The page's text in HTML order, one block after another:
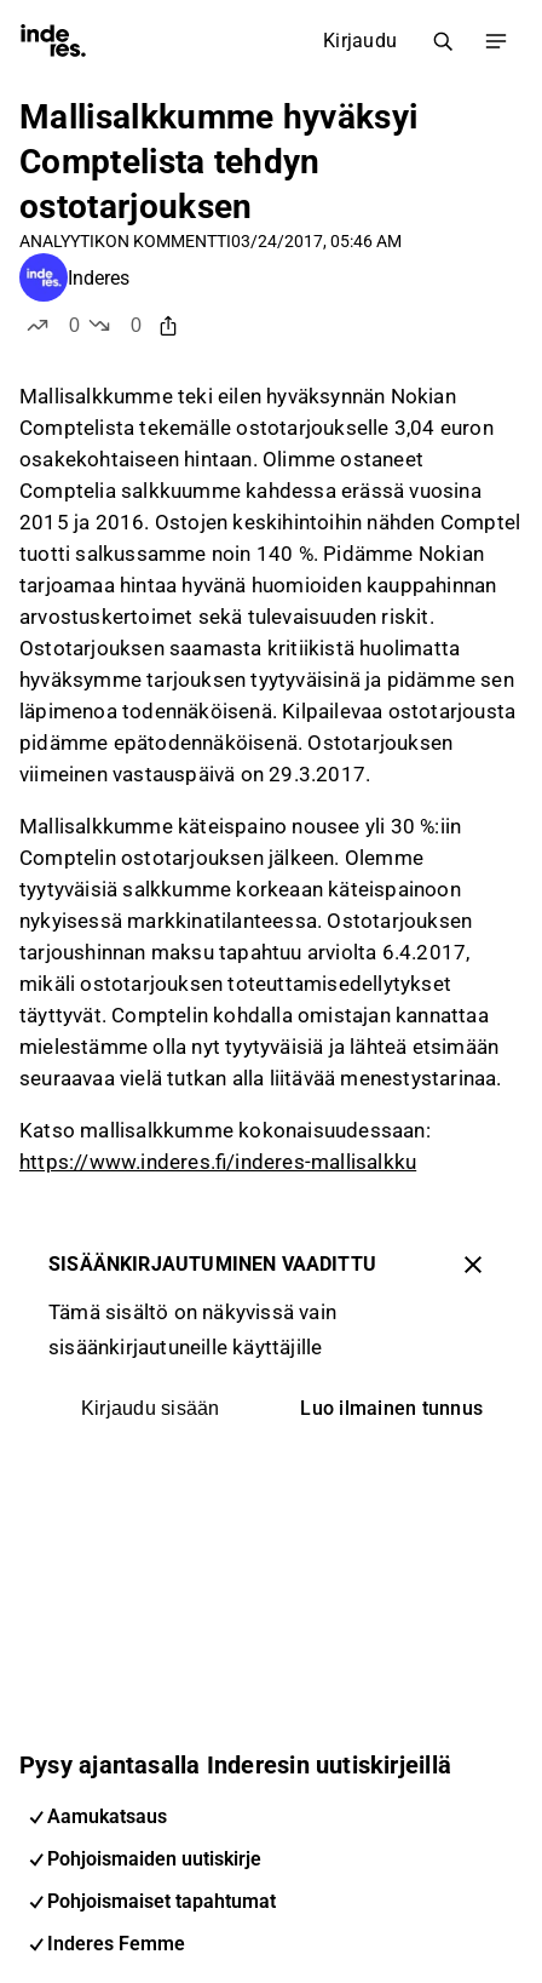
Kirjaudu
Mallisalkkumme hyväksyi
Comptelista tehdyn
ostotarjouksen
ANALYYTIKON KOMMENTTI03/24/2017, 05:46 AM
Inderes
0
0
Mallisalkkumme teki eilen hyväksynnän Nokian
Comptelista tekemälle ostotarjoukselle 3,04 euron
osakekohtaiseen hintaan. Olimme ostaneet
Comptelia salkkuumme kahdessa erässä vuosina
2015 ja 2016. Ostojen keskihintoihin nähden Comptel
tuotti salkussamme noin 140 %. Pidämme Nokian
tarjoamaa hintaa hyvänä huomioiden kauppahinnan
arvostuskertoimet sekä tulevaisuuden riskit.
Ostotarjouksen saamasta kritiikistä huolimatta
hyväksymme tarjouksen tyytyväisinä ja pidämme sen
läpimenoa todennäköisenä. Kilpailevaa ostotarjousta
pidämme epätodennäköisenä. Ostotarjouksen
viimeinen vastauspäivä on 29.3.2017.
Mallisalkkumme käteispaino nousee yli 30 %:iin
Comptelin ostotarjouksen jälkeen. Olemme
tyytyväisiä salkkumme korkeaan käteispainoon
nykyisessä markkinatilanteessa. Ostotarjouksen
tarjoushinnan maksu tapahtuu arviolta 6.4.2017,
mikäli ostotarjouksen toteuttamisedellytykset
täyttyvät. Comptelin kohdalla omistajan kannattaa
mielestämme olla nyt tyytyväisiä ja lähteä etsimään
seuraavaa vielä tutkan alla liitävää menestystarinaa.
Katso mallisalkkumme kokonaisuudessaan:
https://www.inderes.fi/inderes-mallisalkku
SISÄÄNKIRJAUTUMINEN VAADITTU
Tämä sisältö on näkyvissä vain
sisäänkirjautuneille käyttäjille
Kirjaudu sisään Luo ilmainen tunnus
Pysy ajantasalla Inderesin uutiskirjeillä
Aamukatsaus
Pohjoismaiden uutiskirje
Pohjoismaiset tapahtumat
Inderes Femme